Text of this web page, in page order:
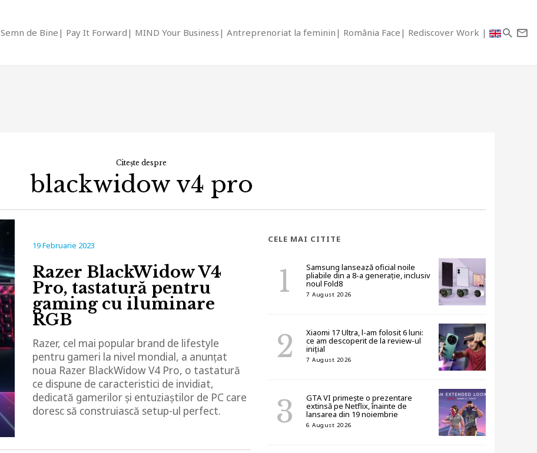
Semn de Bine Pay It Forward MIND Your Business Antreprenoriat la feminin România Face Rediscover Work
Citește despre
blackwidow v4 pro
19 Februarie 2023
Razer BlackWidow V4
Pro, tastatură pentru
gaming cu iluminare
RGB
Razer, cel mai popular brand de lifestyle
pentru gameri la nivel mondial, a anunțat
noua Razer BlackWidow V4 Pro, o tastatură
ce dispune de caracteristici de invidiat,
dedicată gamerilor și entuziaștilor de PC care
doresc să construiască setup-ul perfect.
CELE MAI CITITE
Samsung lansează oficial noile
pliabile din a 8-a generație, inclusiv
noul Fold8
7 August 2026
Xiaomi 17 Ultra, l-am folosit 6 luni:
ce am descoperit de la review-ul
inițial
7 August 2026
GTA VI primește o prezentare
extinsă pe Netflix, înainte de
lansarea din 19 noiembrie
6 August 2026